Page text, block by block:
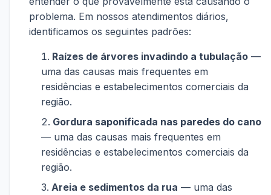
problema. Em nossos atendimentos diários,
identificamos os seguintes padrões:
Raízes de árvores invadindo a tubulação —
uma das causas mais frequentes em
residências e estabelecimentos comerciais da
região.
Gordura saponificada nas paredes do cano
— uma das causas mais frequentes em
residências e estabelecimentos comerciais da
região.
Areia e sedimentos da rua — uma das